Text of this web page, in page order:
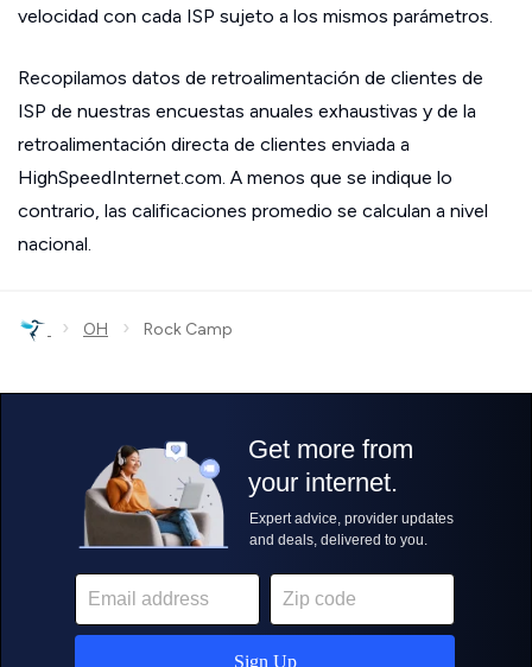
velocidad con cada ISP sujeto a los mismos parámetros.
Recopilamos datos de retroalimentación de clientes de
ISP de nuestras encuestas anuales exhaustivas y de la
retroalimentación directa de clientes enviada a
HighSpeedInternet.com. A menos que se indique lo
contrario, las calificaciones promedio se calculan a nivel
nacional.
› OH › Rock Camp